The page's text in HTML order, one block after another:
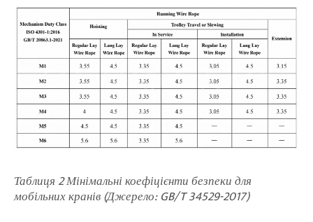
Таблиця 2 Мінімальні коефіцієнти безпеки для
мобільних кранів (Джерело: GB/T 34529-2017)